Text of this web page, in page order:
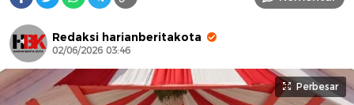
Redaksi harianberitakota
02/06/2026 03:46
Perbesar